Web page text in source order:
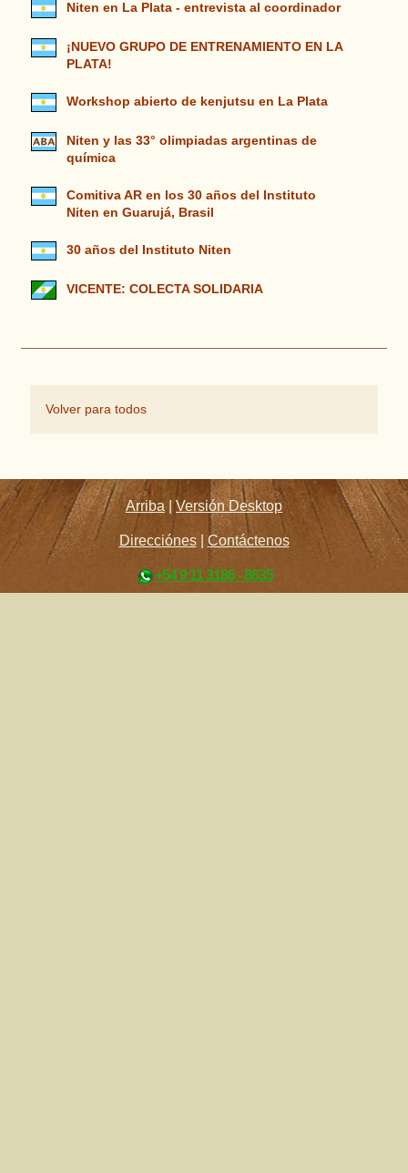
Niten en La Plata - entrevista al coordinador
¡NUEVO GRUPO DE ENTRENAMIENTO EN LA
PLATA!
Workshop abierto de kenjutsu en La Plata
Niten y las 33° olimpiadas argentinas de
química
Comitiva AR en los 30 años del Instituto
Niten en Guarujá, Brasil
30 años del Instituto Niten
VICENTE: COLECTA SOLIDARIA
Volver para todos
Arriba |Versión Desktop
Direcciónes| Contáctenos
+54 9 11 3186 - 8635